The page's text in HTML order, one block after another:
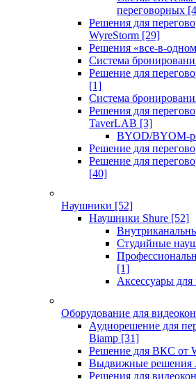
переговорных
Решения для
WyreStorm [29]
Решения «все-в-
Система
Решение для
[1]
Система
Решения для
TaverLAB [3]
BYOD/BYOM-
Решение для
Решение для
[40]
Наушники [52]
Наушники Shure [52]
Студийные
[1]
Аксессуары
Оборудование для
Аудиорешение для
Biamp [31]
Решение для ВКС от
Выдвижные решения
Решения для